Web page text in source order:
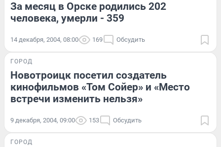
За месяц в Орске родились 202
человека, умерли - 359
14 декабря, 2004, 08:00 169 Обсудить
ГОРОД
Новотроицк посетил создатель
кинофильмов «Том Сойер» и «Место
встречи изменить нельзя»
9 декабря, 2004, 09:00 153 Обсудить
ГОРОД